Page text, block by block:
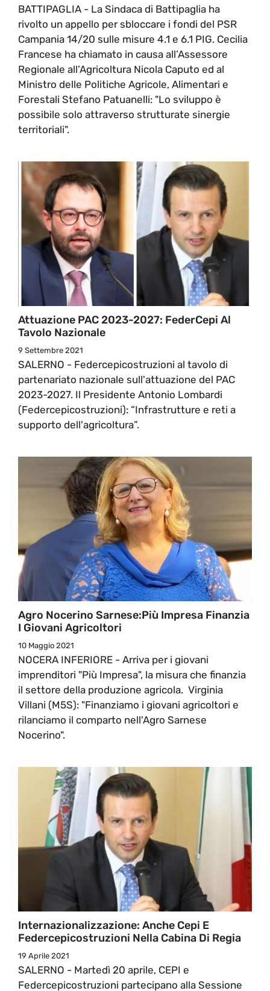
BATTIPAGLIA - La Sindaca di Battipaglia ha
rivolto un appello per sbloccare i fondi del PSR
Campania 14/20 sulle misure 4.1 e 6.1 PIG. Cecilia
Francese ha chiamato in causa all’Assessore
Regionale all’Agricoltura Nicola Caputo ed al
Ministro delle Politiche Agricole, Alimentari e
Forestali Stefano Patuanelli: "Lo sviluppo è
possibile solo attraverso strutturate sinergie
territoriali".
Attuazione PAC 2023-2027: FederCepi Al
Tavolo Nazionale
9 Settembre 2021
SALERNO - Federcepicostruzioni al tavolo di
partenariato nazionale sull'attuazione del PAC
2023-2027. Il Presidente Antonio Lombardi
(Federcepicostruzioni): “Infrastrutture e reti a
supporto dell'agricoltura”.
Agro Nocerino Sarnese:Più Impresa Finanzia
I Giovani Agricoltori
10 Maggio 2021
NOCERA INFERIORE - Arriva per i giovani
imprenditori "Più Impresa", la misura che finanzia
il settore della produzione agricola. Virginia
Villani (M5S): "Finanziamo i giovani agricoltori e
rilanciamo il comparto nell'Agro Sarnese
Nocerino".
Internazionalizzazione: Anche Cepi E
Federcepicostruzioni Nella Cabina Di Regia
19 Aprile 2021
SALERNO - Martedì 20 aprile, CEPI e
Federcepicostruzioni partecipano alla Sessione